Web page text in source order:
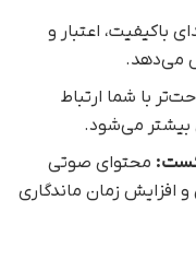
باکیفیت، اعتبار و
می‌دهد.
با شما ارتباط
بیشتر می‌شود.
: محتوای صوتی
زمان ماندگاری